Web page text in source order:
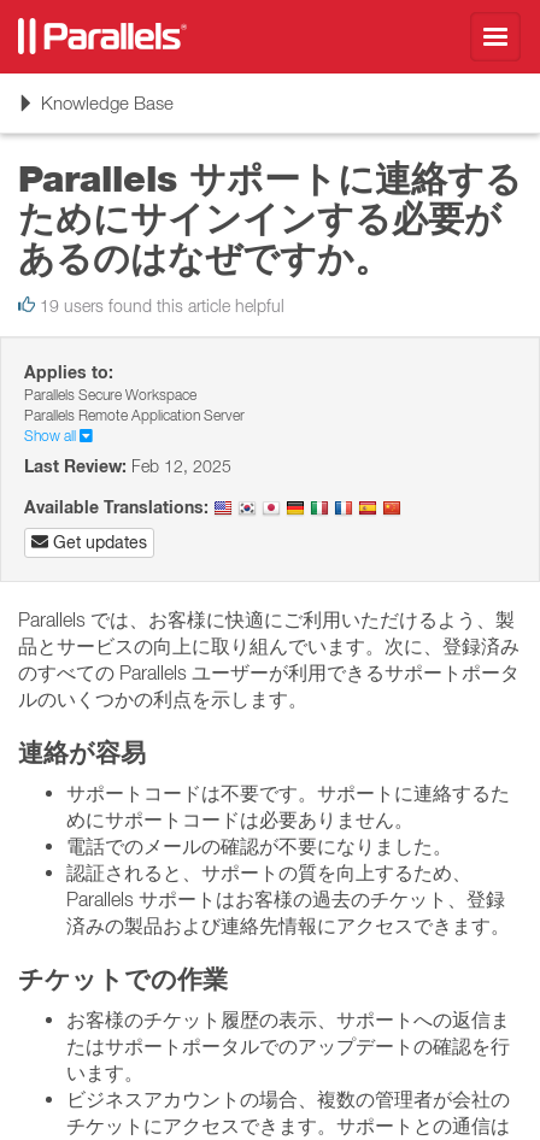
ToggleKnowledge Base
Parallels サポートに連絡する
ためにサインインする必要が
あるのはなぜですか。
19 users found this article helpful
Applies to:
Parallels Secure Workspace
Parallels Remote Application Server
Show all
Last Review: Feb 12, 2025
Available Translations:
Get updates
Parallels では、お客様に快適にご利用いただけるよう、製
品とサービスの向上に取り組んでいます。次に、登録済み
のすべての Parallels ユーザーが利用できるサポートポータ
ルのいくつかの利点を示します。
連絡が容易
サポートコードは不要です。サポートに連絡するた
めにサポートコードは必要ありません。
電話でのメールの確認が不要になりました。
認証されると、サポートの質を向上するため、
Parallels サポートはお客様の過去のチケット、登録
済みの製品および連絡先情報にアクセスできます。
チケットでの作業
お客様のチケット履歴の表示、サポートへの返信ま
たはサポートポータルでのアップデートの確認を行
います。
ビジネスアカウントの場合、複数の管理者が会社の
チケットにアクセスできます。サポートとの通信は